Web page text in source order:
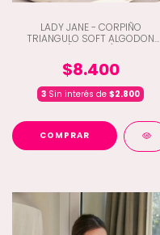
LADY JANE - CORPIÑO
TRIANGULO SOFT ALGODON
$8.400
3 Sin interés de $2.800
COMPRAR